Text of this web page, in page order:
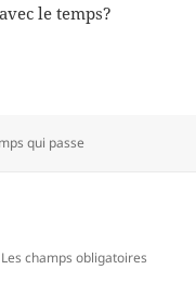
le temps?
qui passe
Les champs obligatoires